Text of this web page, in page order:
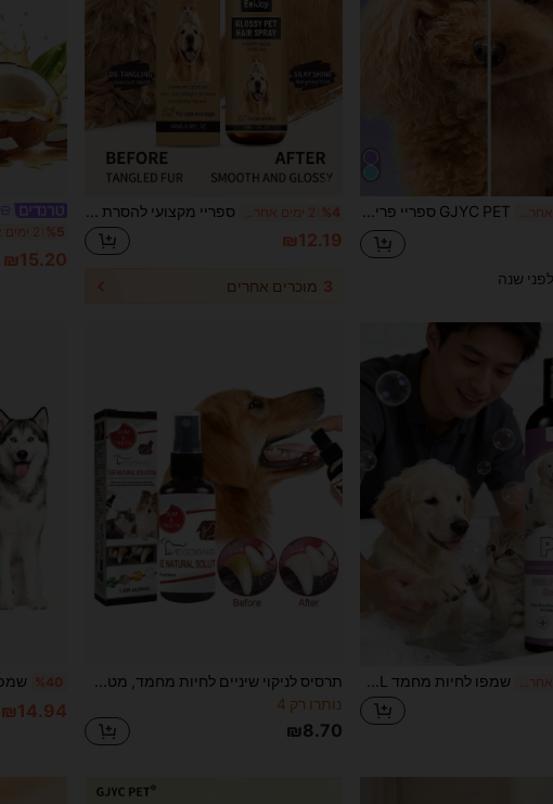
2 ימים אחרונים
שנה
%4 2 ימים אחרונים
₪12.19
3 מוכרים אחרים
%5
₪15.20
2 ימים אחרונים
נותרו רק 4
₪8.70
%40
₪14.94